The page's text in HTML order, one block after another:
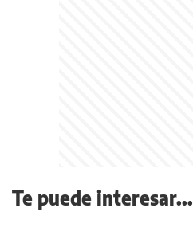
Te puede interesar...